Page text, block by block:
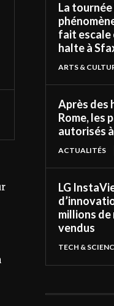
La
fait escale
halte à
ARTS &
Après des
Rome, les
autorisés
ACTUALITÉS
LG
millions
vendus
TECH &